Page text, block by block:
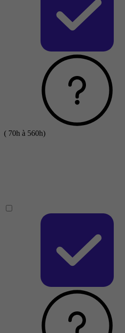
( 70h à 560h)